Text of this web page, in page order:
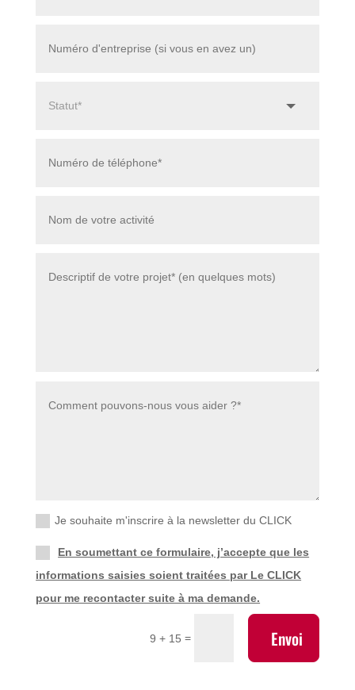
Je souhaite m'inscrire à la newsletter du CLICK
En soumettant ce formulaire, j’accepte que les
informations saisies soient traitées par Le CLICK
pour me recontacter suite à ma demande.
9 + 15 = Envoi